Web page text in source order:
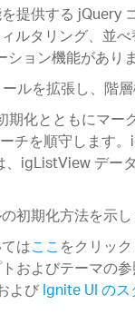
提供する jQuery
タリング、並べ
ョン機能があり
を拡張し、階層
化とともにマー
チを順守します
igListView デー
期化方法を示し
はここをクリッ
よびテーマの参
よびIgnite UI の